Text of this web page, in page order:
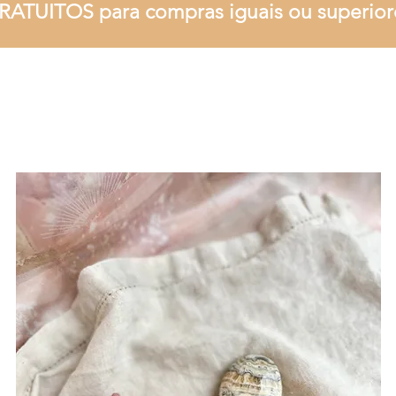
para compras iguais ou